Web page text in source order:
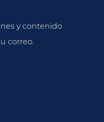
y contenido
correo.